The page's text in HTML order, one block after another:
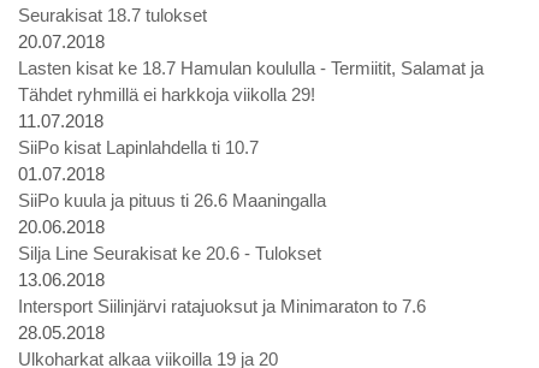
Seurakisat 18.7 tulokset
20.07.2018
Lasten kisat ke 18.7 Hamulan koululla - Termiitit, Salamat ja
Tähdet ryhmillä ei harkkoja viikolla 29!
11.07.2018
SiiPo kisat Lapinlahdella ti 10.7
01.07.2018
SiiPo kuula ja pituus ti 26.6 Maaningalla
20.06.2018
Silja Line Seurakisat ke 20.6 - Tulokset
13.06.2018
Intersport Siilinjärvi ratajuoksut ja Minimaraton to 7.6
28.05.2018
Ulkoharkat alkaa viikoilla 19 ja 20